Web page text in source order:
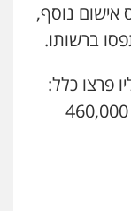
אדם אזרחי
אישום נוסף,
ברשותו.
פרצו כלל:
99 מטבעות זהב מסוג 'ג'ורג'י בשווי 460,000